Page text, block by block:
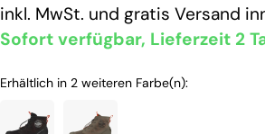
inkl. MwSt. und gratis Versand
Sofort verfügbar, Lieferzeit 2
Erhältlich in 2 weiteren Farbe(n):